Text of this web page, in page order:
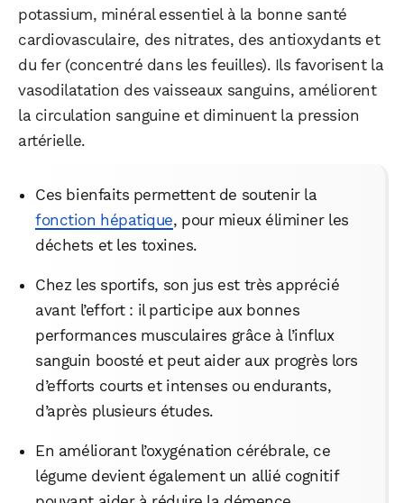
potassium, minéral essentiel à la bonne santé
cardiovasculaire, des nitrates, des antioxydants et
du fer (concentré dans les feuilles). Ils favorisent la
vasodilatation des vaisseaux sanguins, améliorent
la circulation sanguine et diminuent la pression
artérielle.
Ces bienfaits permettent de soutenir la
fonction hépatique, pour mieux éliminer les
déchets et les toxines.
Chez les sportifs, son jus est très apprécié
avant l’effort : il participe aux bonnes
performances musculaires grâce à l’influx
sanguin boosté et peut aider aux progrès lors
d’efforts courts et intenses ou endurants,
d’après plusieurs études.
En améliorant l’oxygénation cérébrale, ce
légume devient également un allié cognitif